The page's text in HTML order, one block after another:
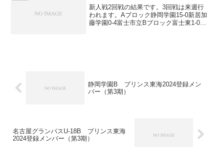
新人戦2回戦の結果です。3回戦は来週行
われます。Aブロック静岡学園15-0新居加
藤学園0-4富士市立Bブロック富士東1-0藤
静岡学園B プリンス東海2024登録メン
バー（第3期）
名古屋グランパスU-18B プリンス東海
2024登録メンバー（第3期）